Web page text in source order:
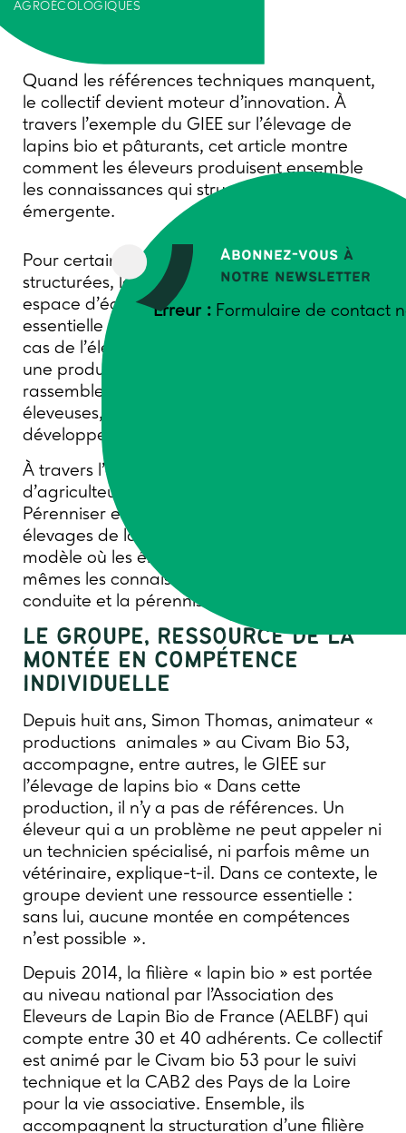
Abonnez-vous à
notre newsletter
Erreur : Formulaire de contact
Quand les références techniques manquent,
le collectif devient moteur d’innovation. À
travers l’exemple du GIEE sur l’élevage de
lapins bio et pâturants, cet article montre
comment les éleveurs produisent ensemble
les connaissances qui structurent une filière
émergente.
Pour certaines filières agricoles encore peu
structurées, le collectif n’est pas seulement un
espace d’échange : il constitue une condition
essentielle dans leur développement. C’est le
cas de l’élevage de lapins bio et pâturants,
une production récente en France, qui
rassemble une trentaine d’éleveurs et
éleveuses, et qui poursuit son
développement.
À travers l’expérience du collectif
d’agriculteurs.trices réunis dans le GIEE «
Pérenniser et sécuriser la conduite des
élevages de lapins bio », se dessine un
modèle où les éleveurs.euses produisent eux-
mêmes les connaissances nécessaires à la
conduite et la pérennisation de leur activité.
LE GROUPE, RESSOURCE DE LA
MONTÉE EN COMPÉTENCE
INDIVIDUELLE
Depuis huit ans, Simon Thomas, animateur «
productions animales » au Civam Bio 53,
accompagne, entre autres, le GIEE sur
l’élevage de lapins bio « Dans cette
production, il n’y a pas de références. Un
éleveur qui a un problème ne peut appeler ni
un technicien spécialisé, ni parfois même un
vétérinaire, explique-t-il. Dans ce contexte, le
groupe devient une ressource essentielle :
sans lui, aucune montée en compétences
n’est possible ».
Depuis 2014, la filière « lapin bio » est portée
au niveau national par l’Association des
Eleveurs de Lapin Bio de France (AELBF) qui
compte entre 30 et 40 adhérents. Ce collectif
est animé par le Civam bio 53 pour le suivi
technique et la CAB2 des Pays de la Loire
pour la vie associative. Ensemble, ils
accompagnent la structuration d’une filière
AGROÉCOLOGIQUES